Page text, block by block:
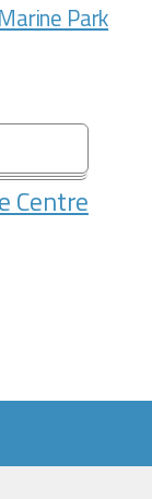
Park
Centre